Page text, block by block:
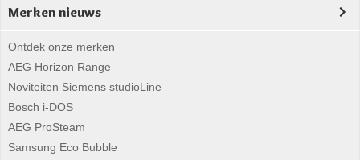
Merken nieuws
Ontdek onze merken
AEG Horizon Range
Noviteiten Siemens studioLine
Bosch i-DOS
AEG ProSteam
Samsung Eco Bubble